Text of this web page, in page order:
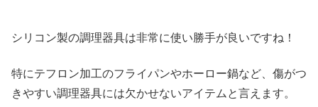
シリコン製の調理器具は非常に使い勝手が良いですね！
特にテフロン加工のフライパンやホーロー鍋など、傷がつ
きやすい調理器具には欠かせないアイテムと言えます。